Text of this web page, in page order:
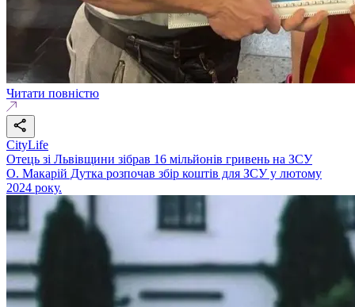
Читати повністю
CityLife
Отець зі Львівщини зібрав 16 мільйонів гривень на ЗСУ
О. Макарій Дутка розпочав збір коштів для ЗСУ у лютому
2024 року.